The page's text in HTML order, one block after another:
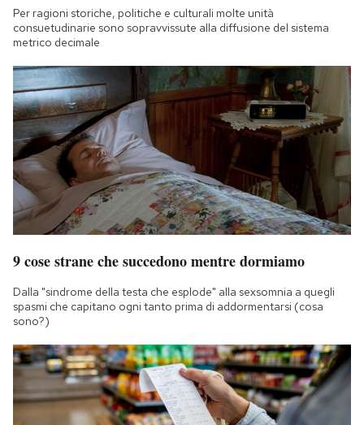
Per ragioni storiche, politiche e culturali molte unità
consuetudinarie sono sopravvissute alla diffusione del sistema
metrico decimale
9 cose strane che succedono mentre dormiamo
Dalla "sindrome della testa che esplode" alla sexsomnia a quegli
spasmi che capitano ogni tanto prima di addormentarsi (cosa
sono?)